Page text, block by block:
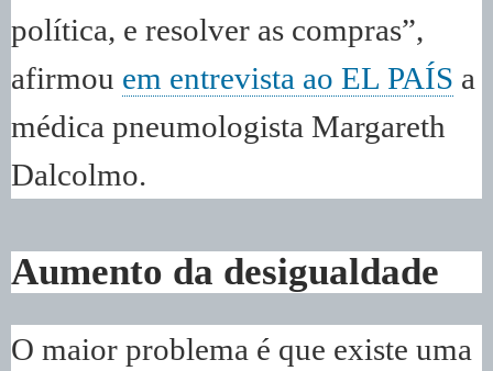
política, e resolver as compras”,
afirmou em entrevista ao EL PAÍS a
médica pneumologista Margareth
Dalcolmo.
Aumento da desigualdade
O maior problema é que existe uma